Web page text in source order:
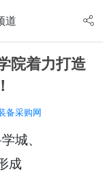
道
院着力打造
备采购网
城、
成